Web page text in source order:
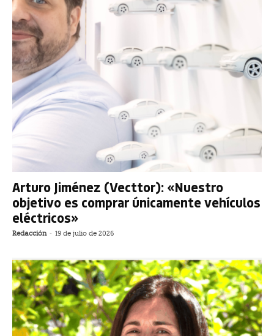
Arturo Jiménez (Vecttor): «Nuestro
objetivo es comprar únicamente vehículos
eléctricos»
Redacción - 19 de julio de 2026